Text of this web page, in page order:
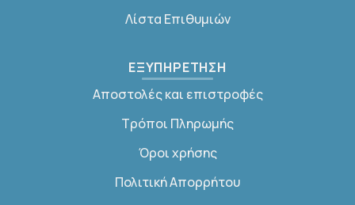
Λίστα Επιθυμιών
ΕΞΥΠΗΡΕΤΗΣΗ
Αποστολές και επιστροφές
Τρόποι Πληρωμής
Όροι χρήσης
Πολιτική Απορρήτου